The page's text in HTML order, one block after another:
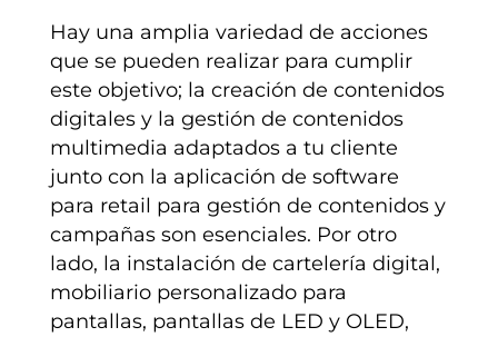
Hay una amplia variedad de acciones
que se pueden realizar para cumplir
este objetivo; la creación de contenidos
digitales y la gestión de contenidos
multimedia adaptados a tu cliente
junto con la aplicación de software
para retail para gestión de contenidos y
campañas son esenciales. Por otro
lado, la instalación de cartelería digital,
mobiliario personalizado para
pantallas, pantallas de LED y OLED,